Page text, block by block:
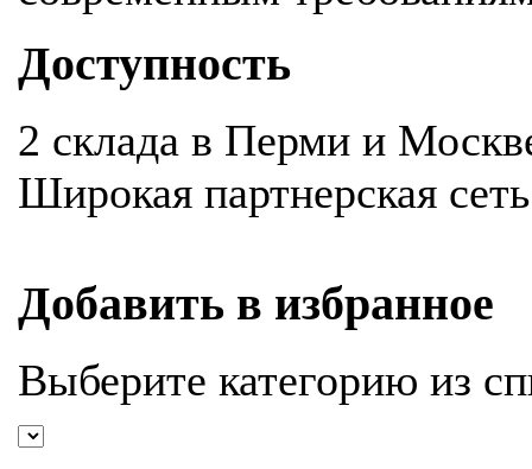
Доступность
2 склада в Перми и
Широкая партнерская
Добавить в избранное
Выберите категорию из